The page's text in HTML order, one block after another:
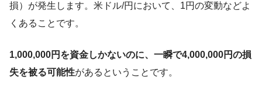
損）が発生します。米ドル/円において、1円の変動などよ
くあることです。
1,000,000円を資金しかないのに、一瞬で4,000,000円の損
失を被る可能性があるということです。